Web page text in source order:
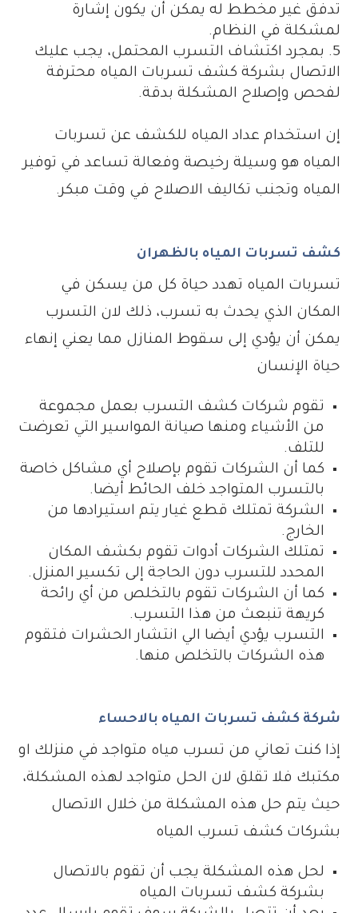
تدفق غير مخطط له يمكن أن يكون إشارة
لمشكلة في النظام.
بمجرد اكتشاف التسرب المحتمل، يجب عليك
الاتصال بشركة كشف تسربات المياه محترفة
لفحص وإصلاح المشكلة بدقة.
إن استخدام عداد المياه للكشف عن تسربات
المياه هو وسيلة رخيصة وفعالة تساعد في توفير
المياه وتجنب تكاليف الاصلاح في وقت مبكر.
كشف تسربات المياه بالظهران
تسربات المياه تهدد حياة كل من يسكن في
المكان الذي يحدث به تسرب، ذلك لان التسرب
يمكن أن يؤدي إلى سقوط المنازل مما يعني إنهاء
حياة الإنسان
تقوم شركات كشف التسرب بعمل مجموعة
من الأشياء ومنها صيانة المواسير التي تعرضت
للتلف.
كما أن الشركات تقوم بإصلاح أي مشاكل خاصة
بالتسرب المتواجد خلف الحائط أيضا.
الشركة تمتلك قطع غيار يتم استيرادها من
الخارج.
تمتلك الشركات أدوات تقوم بكشف المكان
المحدد للتسرب دون الحاجة إلى تكسير المنزل.
كما أن الشركات تقوم بالتخلص من أي رائحة
كريهة تنبعث من هذا التسرب.
التسرب يؤدي أيضا الي انتشار الحشرات فتقوم
هذه الشركات بالتخلص منها.
شركة كشف تسربات المياه بالاحساء
إذا كنت تعاني من تسرب مياه متواجد في منزلك او
مكتبك فلا تقلق لان الحل متواجد لهذه المشكلة،
حيث يتم حل هذه المشكلة من خلال الاتصال
بشركات كشف تسرب المياه
لحل هذه المشكلة يجب أن تقوم بالاتصال
بشركة كشف تسربات المياه